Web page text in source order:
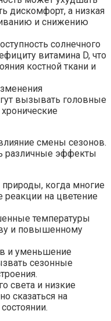
дискомфорт, а низкая
и снижению
солнечного
витамина D, что
костной ткани и
вызывать головные
хронические
смены сезонов.
различные эффекты
когда многие
на цветение
температуры
и повышенному
и уменьшение
сезонные
света и низкие
сказаться на